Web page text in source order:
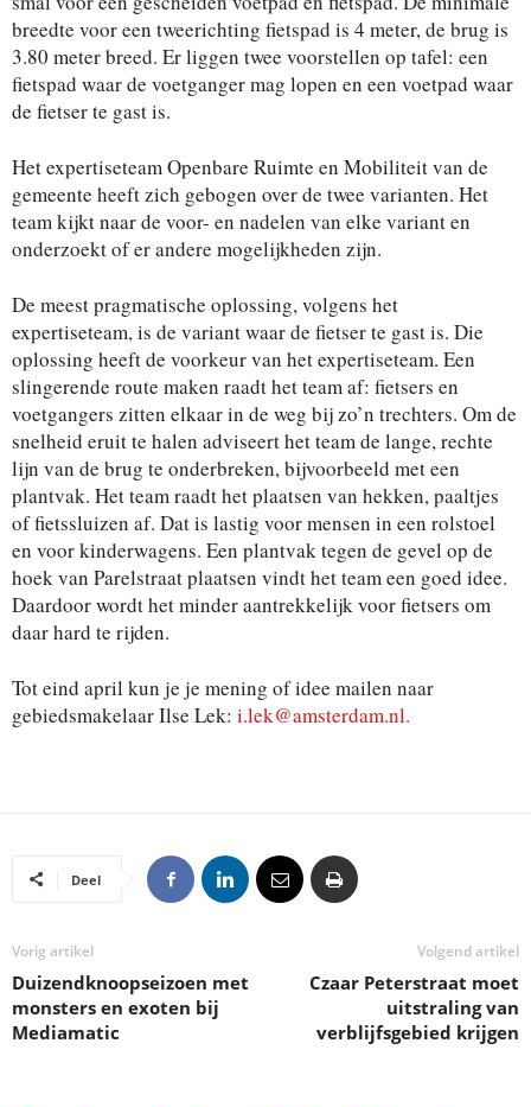
breedte voor een tweerichting fietspad is 4 meter, de brug is
3.80 meter breed. Er liggen twee voorstellen op tafel: een
fietspad waar de voetganger mag lopen en een voetpad waar
de fietser te gast is.
Het expertiseteam Openbare Ruimte en Mobiliteit van de
gemeente heeft zich gebogen over de twee varianten. Het
team kijkt naar de voor- en nadelen van elke variant en
onderzoekt of er andere mogelijkheden zijn.
De meest pragmatische oplossing, volgens het
expertiseteam, is de variant waar de fietser te gast is. Die
oplossing heeft de voorkeur van het expertiseteam. Een
slingerende route maken raadt het team af: fietsers en
voetgangers zitten elkaar in de weg bij zo’n trechters. Om de
snelheid eruit te halen adviseert het team de lange, rechte
lijn van de brug te onderbreken, bijvoorbeeld met een
plantvak. Het team raadt het plaatsen van hekken, paaltjes
of fietssluizen af. Dat is lastig voor mensen in een rolstoel
en voor kinderwagens. Een plantvak tegen de gevel op de
hoek van Parelstraat plaatsen vindt het team een goed idee.
Daardoor wordt het minder aantrekkelijk voor fietsers om
daar hard te rijden.
Tot eind april kun je je mening of idee mailen naar
gebiedsmakelaar Ilse Lek: i.lek@amsterdam.nl.
Deel
Vorig artikel
Duizendknoopseizoen met
monsters en exoten bij
Mediamatic
Volgend artikel
Czaar Peterstraat moet
uitstraling van
verblijfsgebied krijgen